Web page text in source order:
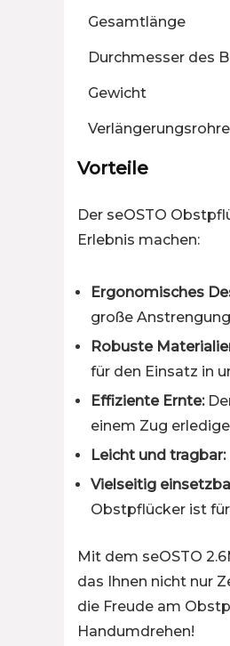
Gesamtlänge
Durchmesser des
Gewicht
Verlängerungsrohre
Vorteile
Der seOSTO
Erlebnis machen:
Ergonomisches
große
Robuste
für den Einsatz in
Effiziente Ernte:
einem Zug
Leicht und tragbar:
Vielseitig
Obstpflücker ist
Mit dem seOSTO
das Ihnen nicht nur
die Freude am
Handumdrehen!